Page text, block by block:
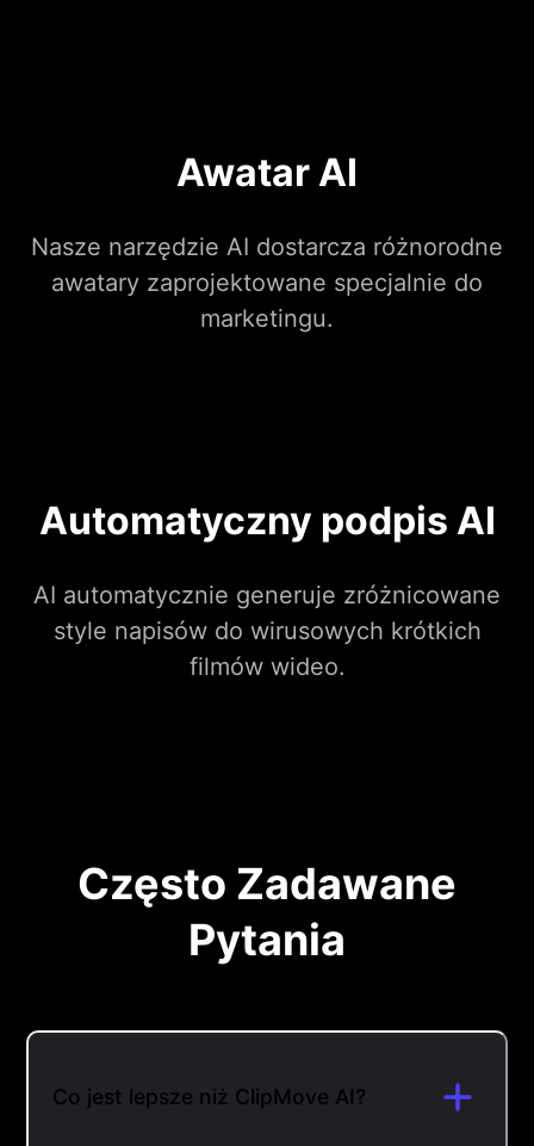
Awatar AI
Nasze narzędzie AI dostarcza różnorodne
awatary zaprojektowane specjalnie do
marketingu.
Automatyczny podpis AI
AI automatycznie generuje zróżnicowane
style napisów do wirusowych krótkich
filmów wideo.
Często Zadawane
Pytania
Co jest lepsze niż ClipMove AI?